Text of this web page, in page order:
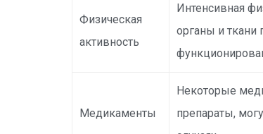
Физическая
активность
Интенсивная
органы и ткани
Медикаменты
Некоторые
препараты,